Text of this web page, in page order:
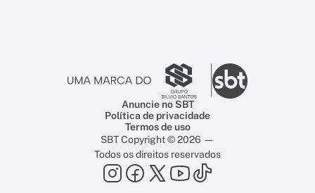
Anuncie no SBT
Política de privacidade
Termos de uso
SBT Copyright © 2026 —
Todos os direitos reservados